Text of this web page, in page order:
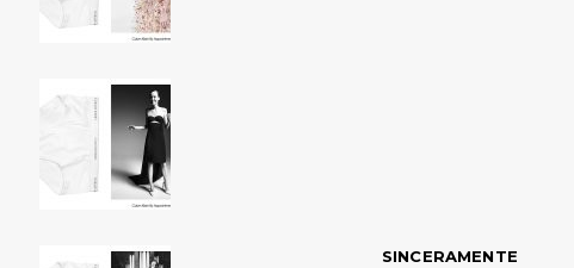
SINCERAMENTE